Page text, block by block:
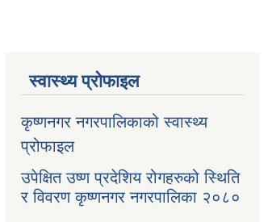
स्वास्थ्य प्रोफाइल
कृष्णनगर नगरपालिकाको स्वास्थ्य
प्रोफाइल
उपेक्षित उष्ण प्रदेशिय रोगहरुको स्थिति
र विवरण कृष्णनगर नगरपालिका २०८०